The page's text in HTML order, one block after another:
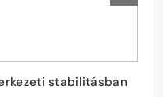
stabilitásban
a gyerekeknek?